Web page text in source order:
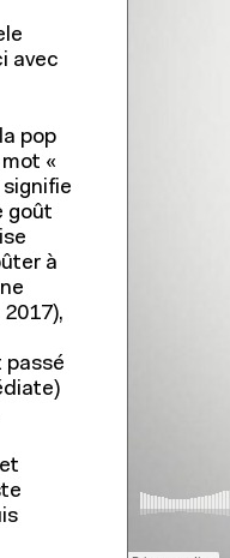
Fondation IFM
avec
pop
«
signifie
goût
à
passé